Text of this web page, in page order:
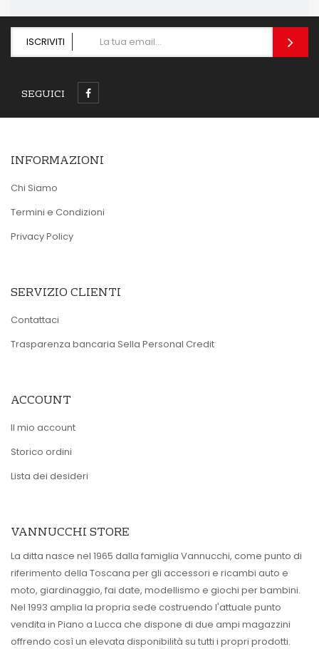
ISCRIVITI
SEGUICI
INFORMAZIONI
Chi Siamo
Termini e Condizioni
Privacy Policy
SERVIZIO CLIENTI
Contattaci
Trasparenza bancaria Sella Personal Credit
ACCOUNT
Il mio account
Storico ordini
Lista dei desideri
VANNUCCHI STORE
La ditta nasce nel 1965 dalla famiglia Vannucchi, come punto di
riferimento della Toscana per gli accessori e ricambi auto e
moto, giardinaggio, fai date, modellismo e giochi per bambini.
Nel 1993 amplia la propria sede costruendo l'attuale punto
vendita in Piano a Lucca che dispone di due ampi magazzini
offrendo così un elevata disponibilità su tutti i propri prodotti.